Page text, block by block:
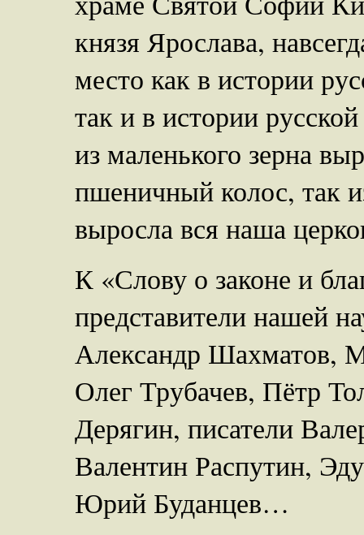
князя Ярослава,
место как в истории
так и в истории
из маленького зерна
пшеничный колос, так
выросла вся наша
К «Слову о законе и
представители нашей
Александр Шахматов,
Олег Трубачев, Пётр
Дерягин, писатели
Валентин Распутин,
Юрий Буданцев…